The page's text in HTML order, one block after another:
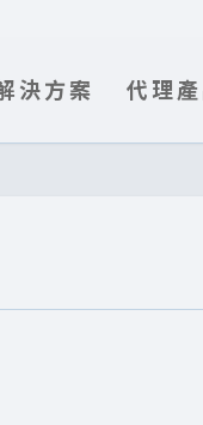
決方案 代理